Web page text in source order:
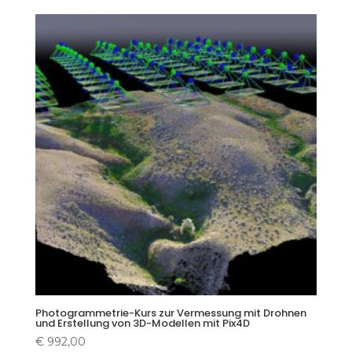
Photogrammetrie-Kurs zur Vermessung mit Drohnen
und Erstellung von 3D-Modellen mit Pix4D
€992,00